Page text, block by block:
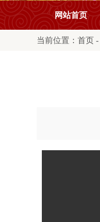
网站首页
当前位置： 首页 -